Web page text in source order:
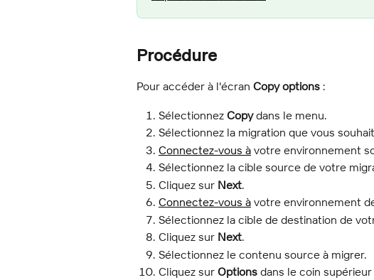
Procédure
Pour accéder à l'écran Copy options :
Sélectionnez Copy dans le menu.
Sélectionnez la migration que vous
Connectez-vous à votre environnement
Sélectionnez la cible source de votre
Cliquez sur Next.
Connectez-vous à votre environnement
Sélectionnez la cible de destination de
Cliquez sur Next.
Sélectionnez le contenu source à migrer.
Cliquez sur Options dans le coin